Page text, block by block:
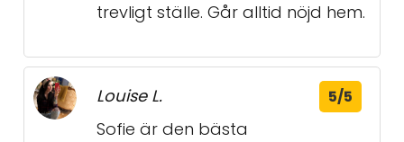
trevligt ställe. Går alltid nöjd hem.
Louise L. 5/5
Sofie är den bästa